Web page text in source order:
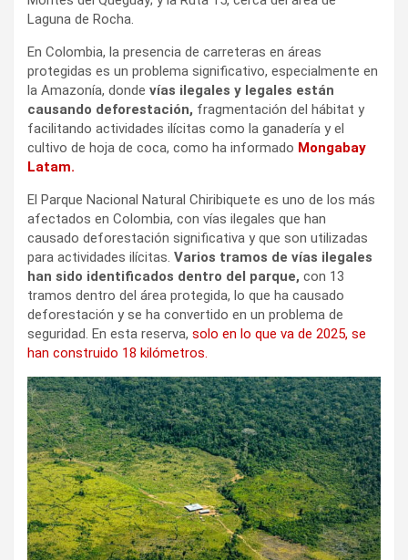
Laguna de Rocha.
En Colombia, la presencia de carreteras en áreas
protegidas es un problema significativo, especialmente en
la Amazonía, donde vías ilegales y legales están
causando deforestación, fragmentación del hábitat y
facilitando actividades ilícitas como la ganadería y el
cultivo de hoja de coca, como ha informado Mongabay
Latam.
El Parque Nacional Natural Chiribiquete es uno de los más
afectados en Colombia, con vías ilegales que han
causado deforestación significativa y que son utilizadas
para actividades ilícitas. Varios tramos de vías ilegales
han sido identificados dentro del parque, con 13
tramos dentro del área protegida, lo que ha causado
deforestación y se ha convertido en un problema de
seguridad. En esta reserva, solo en lo que va de 2025, se
han construido 18 kilómetros.